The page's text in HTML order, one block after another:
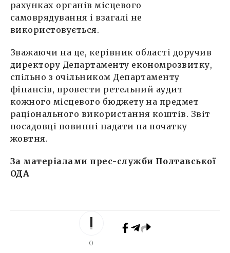
рахунках органів місцевого
самоврядування і взагалі не
використовується.
Зважаючи на це, керівник області доручив
директору Департаменту економрозвитку,
спільно з очільником Департаменту
фінансів, провести ретельний аудит
кожного місцевого бюджету на предмет
раціонального використання коштів. Звіт
посадовці повинні надати на початку
жовтня.
За матеріалами прес-служби Полтавської
ОДА
0